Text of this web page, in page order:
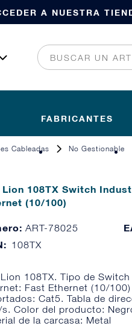
A NUESTRA
FABRICANTES
Cableadas No Gestionable
Lion 108TX Switch
(10/100)
ART-78025
108TX
108TX. Tipo de
Fast Ethernet (10/
Cat5. Tabla de
Color del producto:
de la carcasa: Metal